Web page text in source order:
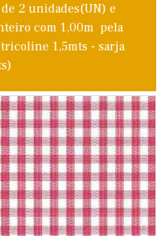
2 unidades(UN) e
com 1,00m pela
1,5mts - sarja